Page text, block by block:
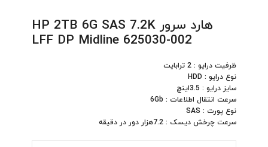
هارد سرور HP 2TB 6G SAS 7.2K
LFF DP Midline 625030-002
ظرفیت درایو : 2 ترابایت
نوع درایو : HDD
سایز درایو : 3.5اینچ
سرعت انتقال اطلاعات : 6Gb
نوع پورت : SAS
سرعت چرخش دیسک : 7.2هزار دور در دقیقه